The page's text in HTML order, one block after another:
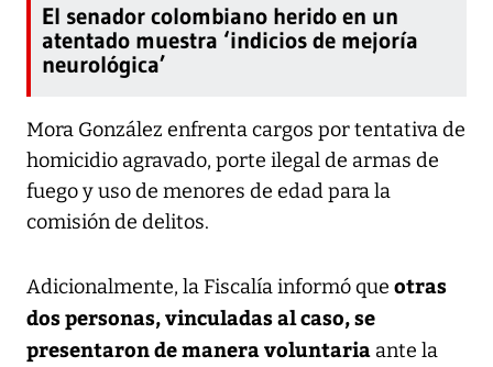
El senador colombiano herido en un
atentado muestra ‘indicios de mejoría
neurológica’
Mora González enfrenta cargos por tentativa de
homicidio agravado, porte ilegal de armas de
fuego y uso de menores de edad para la
comisión de delitos.
Adicionalmente, la Fiscalía informó que otras
dos personas, vinculadas al caso, se
presentaron de manera voluntaria ante la